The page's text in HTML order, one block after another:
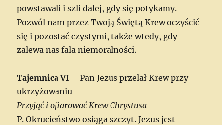
powstawali i szli dalej, gdy się potykamy.
Pozwól nam przez Twoją Świętą Krew oczyścić
się i pozostać czystymi, także wtedy, gdy
zalewa nas fala niemoralności.
Tajemnica VI – Pan Jezus przelał Krew przy
ukrzyżowaniu
Przyjąć i ofiarować Krew Chrystusa
P. Okrucieństwo osiąga szczyt. Jezus jest